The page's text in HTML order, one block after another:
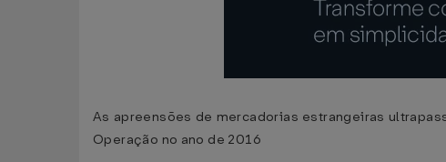
As apreensões de mercadorias estrangeiras
Operação no ano de 2016